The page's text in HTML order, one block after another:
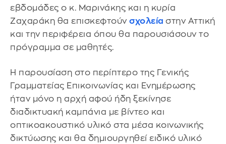
εβδομάδες o κ. Μαρινάκης και η κυρία
Ζαχαράκη θα επισκεφτούν σχολεία στην Αττική
και την περιφέρεια όπου θα παρουσιάσουν το
πρόγραμμα σε μαθητές.
Η παρουσίαση στο περίπτερο της Γενικής
Γραμματείας Επικοινωνίας και Ενημέρωσης
ήταν μόνο η αρχή αφού ήδη ξεκίνησε
διαδικτυακή καμπάνια με βίντεο και
οπτικοακουστικό υλικό στα μέσα κοινωνικής
δικτύωσης και θα δημιουργηθεί ειδικό υλικό